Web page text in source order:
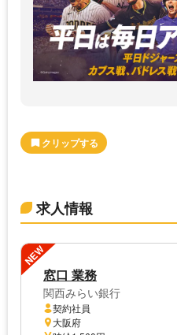
求人情報
NEW
窓口 業務
関西みらい銀行
契約社員
大阪府